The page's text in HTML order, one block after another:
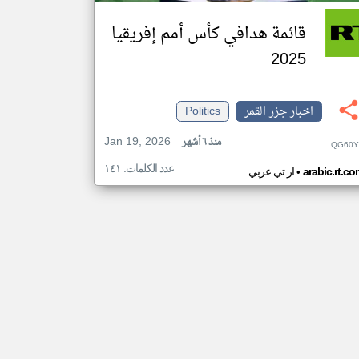
قائمة هدافي كأس أمم إفريقيا
2025
اخبار جزر القمر
Politics
Jan 19, 2026
منذ ٦ أشهر
ار تي عربي• عدد الكلمات: ١٤١